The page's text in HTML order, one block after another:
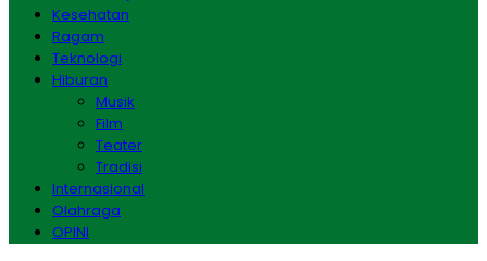
Kesehatan
Ragam
Teknologi
Hiburan
Musik
Film
Teater
Tradisi
Internasional
Olahraga
OPINI